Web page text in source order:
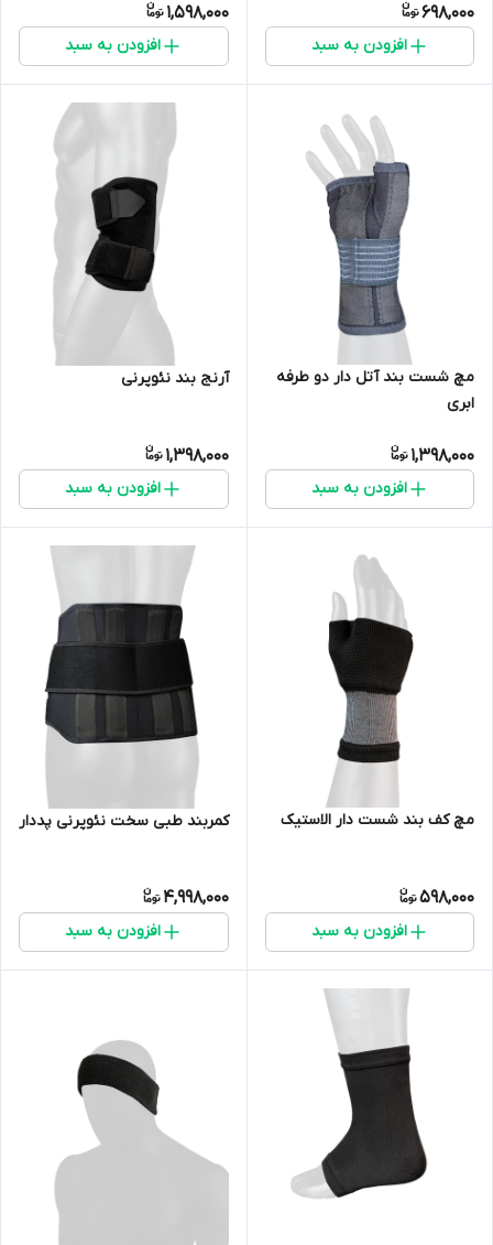
698,000
افزودن به سبد
1,598,000
افزودن به سبد
مچ شست بند آتل دار دو طرفه
ابری
1,398,000
افزودن به سبد
آرنج بند نئوپرنی
1,398,000
افزودن به سبد
مچ کف بند شست دار الاستیک
598,000
افزودن به سبد
کمربند طبی سخت نئوپرنی پددار
4,998,000
افزودن به سبد